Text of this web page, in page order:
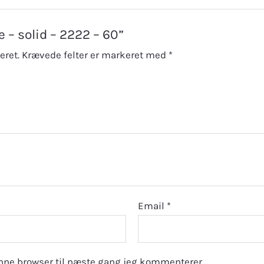
solid – 2222 – 60”
Krævede felter er markeret med *
Email *